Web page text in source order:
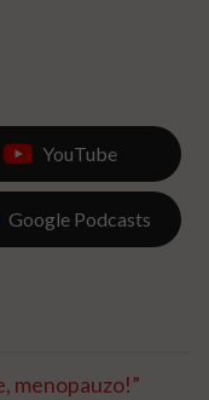
YouTube
Google Podcasts
menopauzo!”